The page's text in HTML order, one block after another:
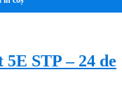
STP – 24 de